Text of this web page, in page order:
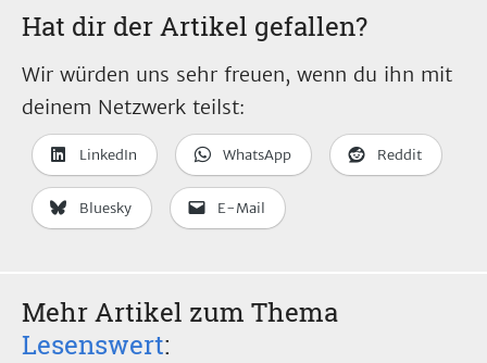
Hat dir der Artikel gefallen?
Wir würden uns sehr freuen, wenn du ihn mit
deinem Netzwerk teilst:
LinkedIn WhatsApp Reddit
Bluesky E-Mail
Mehr Artikel zum Thema
Lesenswert: